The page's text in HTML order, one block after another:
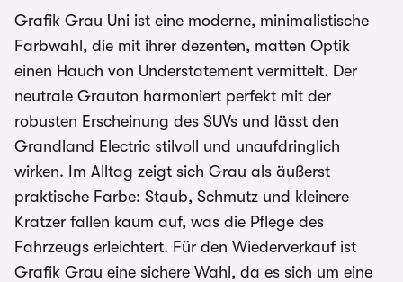
Grafik Grau Uni ist eine moderne, minimalistische
Farbwahl, die mit ihrer dezenten, matten Optik
einen Hauch von Understatement vermittelt. Der
neutrale Grauton harmoniert perfekt mit der
robusten Erscheinung des SUVs und lässt den
Grandland Electric stilvoll und unaufdringlich
wirken. Im Alltag zeigt sich Grau als äußerst
praktische Farbe: Staub, Schmutz und kleinere
Kratzer fallen kaum auf, was die Pflege des
Fahrzeugs erleichtert. Für den Wiederverkauf ist
Grafik Grau eine sichere Wahl, da es sich um eine